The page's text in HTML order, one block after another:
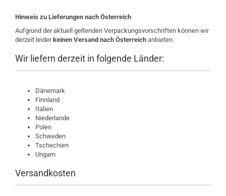
Hinweis zu Lieferungen nach Österreich
Aufgrund der aktuell geltenden Verpackungsvorschriften können wir
derzeit leider keinen Versand nach Österreich anbieten.
Wir liefern derzeit in folgende Länder:
Dänemark
Finnland
Italien
Niederlande
Polen
Schweden
Tschechien
Ungarn
Versandkosten